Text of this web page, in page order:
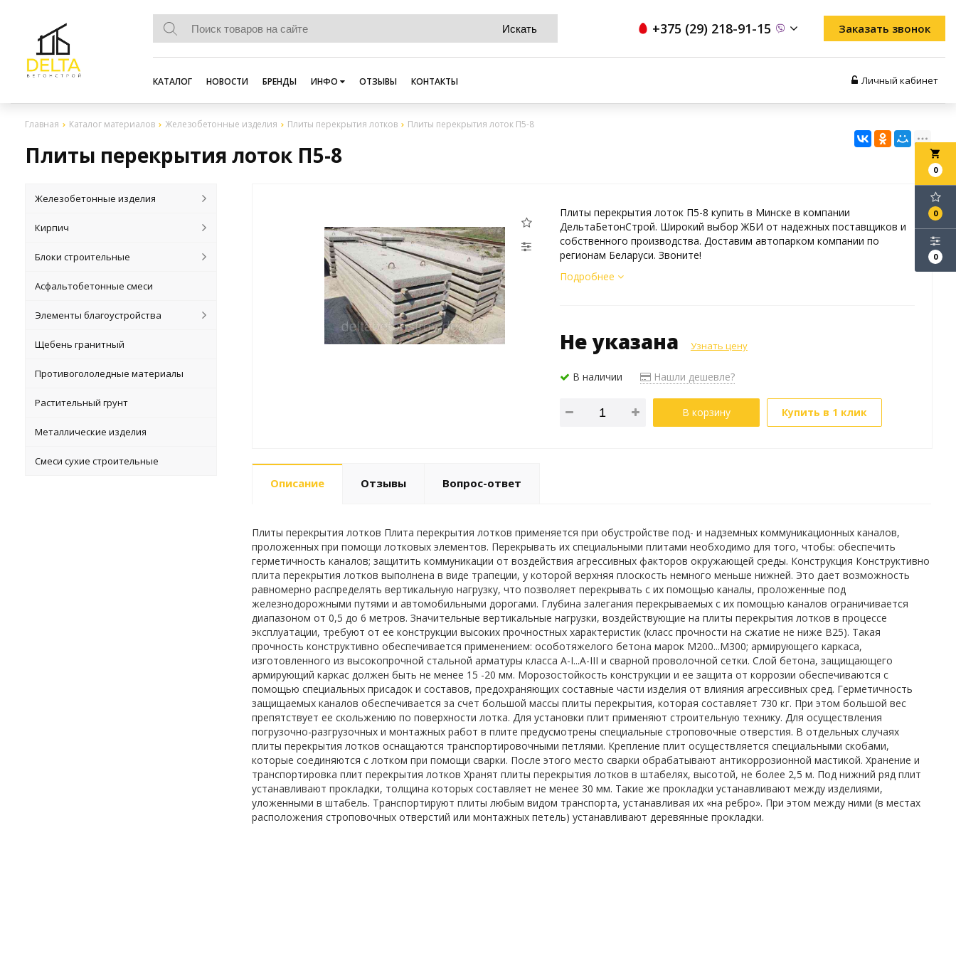
+375 (29) 218-91-15 Заказать звонок
КАТАЛОГ НОВОСТИ БРЕНДЫ ИНФО ОТЗЫВЫ КОНТАКТЫ Личный кабинет
Главная Каталог материалов Железобетонные изделия Плиты перекрытия лотков Плиты перекрытия лоток П5-8
Плиты перекрытия лоток П5-8 local_grocery_store
0
0
0
Железобетонные изделия
Кирпич
Блоки строительные
Асфальтобетонные смеси
Элементы благоустройства
Щебень гранитный
Противогололедные материалы
Растительный грунт
Металлические изделия
Смеси сухие строительные
Плиты перекрытия лоток П5-8 купить в Минске в компании
ДельтаБетонСтрой. Широкий выбор ЖБИ от надежных поставщиков и
собственного производства. Доставим автопарком компании по
регионам Беларуси. Звоните!
Подробнее
Не указана Узнать цену
В наличии Нашли дешевле?
В корзину Купить в 1 клик
Описание Отзывы Вопрос-ответ
Плиты перекрытия лотков Плита перекрытия лотков применяется при обустройстве под- и надземных коммуникационных каналов,
проложенных при помощи лотковых элементов. Перекрывать их специальными плитами необходимо для того, чтобы: обеспечить
герметичность каналов; защитить коммуникации от воздействия агрессивных факторов окружающей среды. Конструкция Конструктивно
плита перекрытия лотков выполнена в виде трапеции, у которой верхняя плоскость немного меньше нижней. Это дает возможность
равномерно распределять вертикальную нагрузку, что позволяет перекрывать с их помощью каналы, проложенные под
железнодорожными путями и автомобильными дорогами. Глубина залегания перекрываемых с их помощью каналов ограничивается
диапазоном от 0,5 до 6 метров. Значительные вертикальные нагрузки, воздействующие на плиты перекрытия лотков в процессе
эксплуатации, требуют от ее конструкции высоких прочностных характеристик (класс прочности на сжатие не ниже В25). Такая
прочность конструктивно обеспечивается применением: особотяжелого бетона марок М200...М300; армирующего каркаса,
изготовленного из высокопрочной стальной арматуры класса A-I...A-III и сварной проволочной сетки. Слой бетона, защищающего
армирующий каркас должен быть не менее 15 -20 мм. Морозостойкость конструкции и ее защита от коррозии обеспечиваются с
помощью специальных присадок и составов, предохраняющих составные части изделия от влияния агрессивных сред. Герметичность
защищаемых каналов обеспечивается за счет большой массы плиты перекрытия, которая составляет 730 кг. При этом большой вес
препятствует ее скольжению по поверхности лотка. Для установки плит применяют строительную технику. Для осуществления
погрузочно-разгрузочных и монтажных работ в плите предусмотрены специальные строповочные отверстия. В отдельных случаях
плиты перекрытия лотков оснащаются транспортировочными петлями. Крепление плит осуществляется специальными скобами,
которые соединяются с лотком при помощи сварки. После этого место сварки обрабатывают антикоррозионной мастикой. Хранение и
транспортировка плит перекрытия лотков Хранят плиты перекрытия лотков в штабелях, высотой, не более 2,5 м. Под нижний ряд плит
устанавливают прокладки, толщина которых составляет не менее 30 мм. Такие же прокладки устанавливают между изделиями,
уложенными в штабель. Транспортируют плиты любым видом транспорта, устанавливая их «на ребро». При этом между ними (в местах
расположения строповочных отверстий или монтажных петель) устанавливают деревянные прокладки.